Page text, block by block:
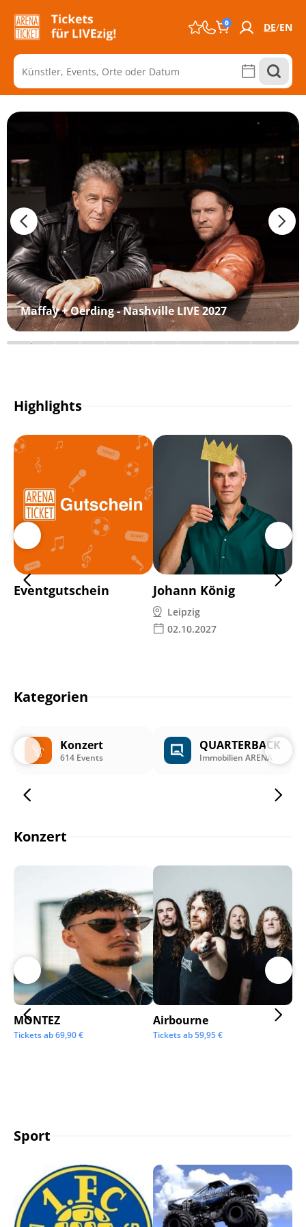
0 DE EN
Maffay + Oerding - Nashville LIVE 2027
Highlights
Eventgutschein Johann König
Leipzig
02.10.2027
Kategorien
Konzert
614 Events
QUARTERBACK
Immobilien ARENA
Konzert
MONTEZ
Tickets ab69,90€
Airbourne
Tickets ab59,95€
Sport